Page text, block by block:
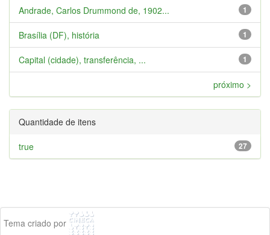
1
Andrade, Carlos Drummond de, 1902...
1
Brasília (DF), história
1
Capital (cidade), transferência, ...
próximo >
Quantidade de itens
27
true
Tema criado por